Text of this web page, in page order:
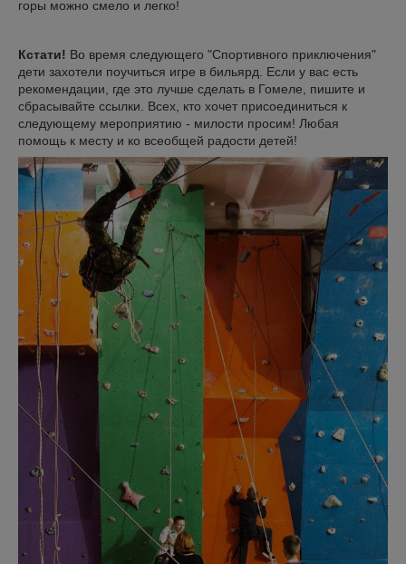
горы можно смело и легко!
Кстати! Во время следующего "Спортивного приключения"
дети захотели поучиться игре в бильярд. Если у вас есть
рекомендации, где это лучше сделать в Гомеле, пишите и
сбрасывайте ссылки. Всех, кто хочет присоединиться к
следующему мероприятию - милости просим! Любая
помощь к месту и ко всеобщей радости детей!